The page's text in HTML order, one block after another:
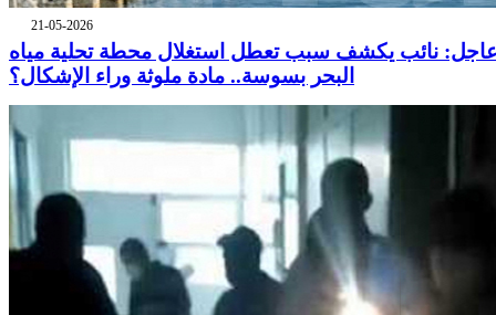
21-05-2026
نائب يكشف سبب تعطل استغلال محطة تحلية مياه
البحر بسوسة.. مادة ملوثة وراء الإشكال؟